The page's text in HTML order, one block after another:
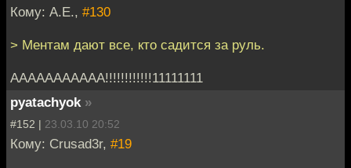
Кому: A.E., #130
> Ментам дают все, кто садится за руль.
ААААААААААА!!!!!!!!!!!!11111111
pyatachyok »
#152 | 23.03.10 20:52
Кому: Crusad3r, #19